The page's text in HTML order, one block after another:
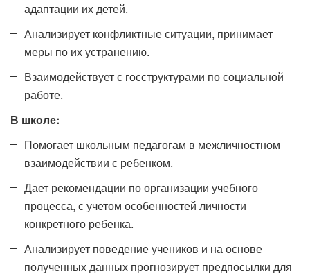
адаптации их детей.
Анализирует конфликтные ситуации, принимает
меры по их устранению.
Взаимодействует с госструктурами по социальной
работе.
В школе:
Помогает школьным педагогам в межличностном
взаимодействии с ребенком.
Дает рекомендации по организации учебного
процесса, с учетом особенностей личности
конкретного ребенка.
Анализирует поведение учеников и на основе
полученных данных прогнозирует предпосылки для